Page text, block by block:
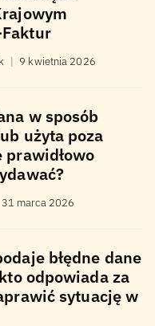
| 9 kwietnia 2026
w sposób
użyta poza
prawidłowo
31 marca 2026
błędne dane
odpowiada za
sytuację w